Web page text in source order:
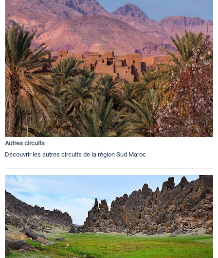
Autres circuits
Découvrir les autres circuits de la région Sud Maroc